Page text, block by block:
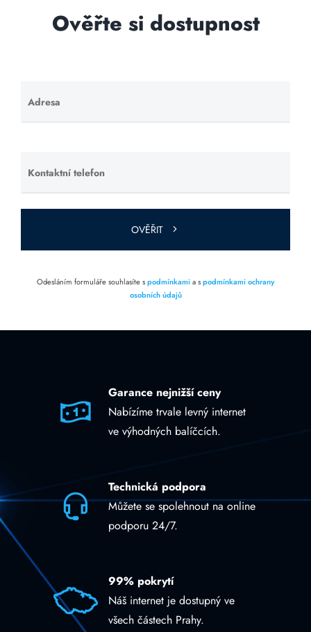
Ověřte si dostupnost
Adresa
Ponechte
toto pole
Kontaktní telefon
Ponechte
toto pole
prázdné.
OVĚŘIT
Odesláním formuláře souhlasíte spodmínkamia spodmínkami ochrany
osobních údajů
Garance nejnižší ceny
Nabízíme trvale levný internet
ve výhodných balíčcích.
Technická podpora
Můžete se spolehnout na online
podporu 24/7.
99% pokrytí
Náš internet je dostupný ve
všech částech Prahy.